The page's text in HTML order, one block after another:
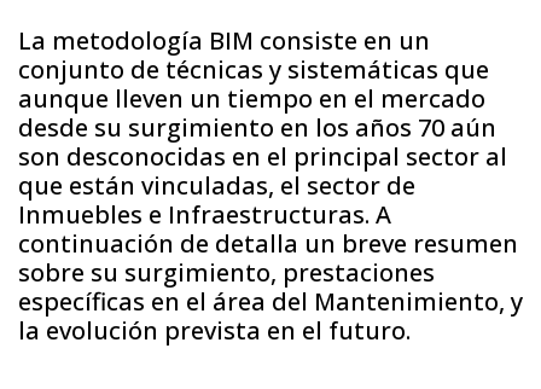
La metodología BIM consiste en un
conjunto de técnicas y sistemáticas que
aunque lleven un tiempo en el mercado
desde su surgimiento en los años 70 aún
son desconocidas en el principal sector al
que están vinculadas, el sector de
Inmuebles e Infraestructuras. A
continuación de detalla un breve resumen
sobre su surgimiento, prestaciones
específicas en el área del Mantenimiento, y
la evolución prevista en el futuro.